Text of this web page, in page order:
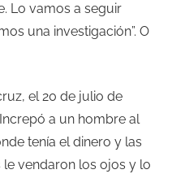
Lo vamos a seguir
una investigación”. O
el 20 de julio de
a un hombre al
tenía el dinero y las
le vendaron los ojos y lo